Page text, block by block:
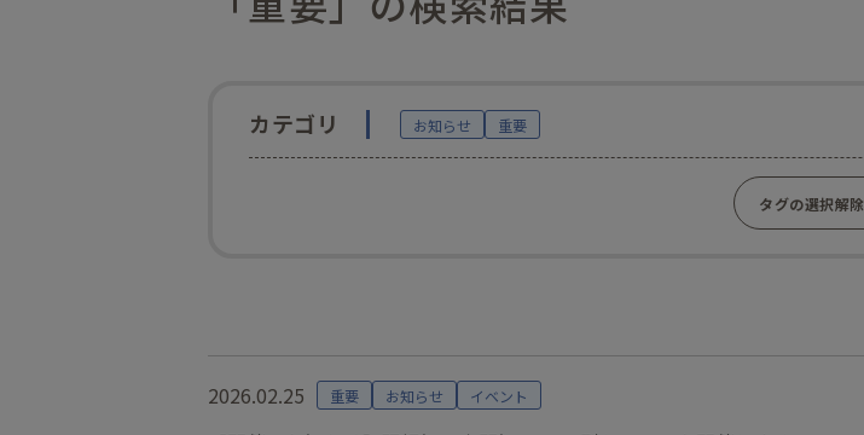
カテゴリ お知らせ 重要
タグの選択解除
2026.02.25 重要 お知らせ イベント